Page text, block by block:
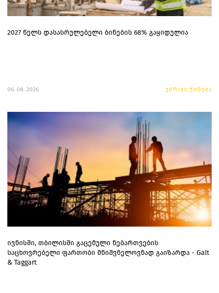
2027 წელს დასასრულებელი ბინების 68% გაყიდულია
06. 08. 2026 უძრავი ქონება
ივნისში, თბილისში გაცემული ნებართვების
საცხოვრებელი ფართობი მნიშვნელოვნად გაიზარდა - Galt
& Taggart